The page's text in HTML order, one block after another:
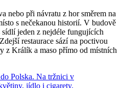
nebo při návratu z hor směrem na
s nečekanou historií. V budově
jeden z nejdéle fungujících
restaurace sází na poctivou
z Králík a maso přímo od místních